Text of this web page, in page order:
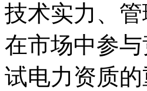
技术实力、
在市场中参
试电力资质